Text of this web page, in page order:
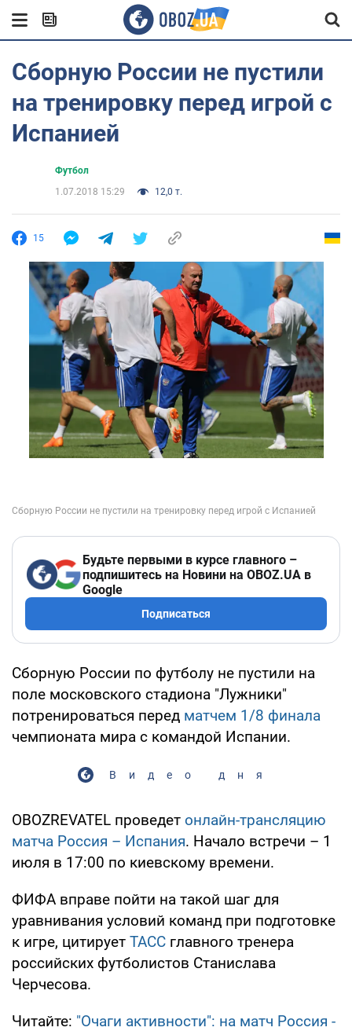
Сборную России не пустили
на тренировку перед игрой с
Испанией
Футбол
1.07.2018 15:29
12,0 т.
15
Будьте первыми в курсе главного –
подпишитесь на Новини на OBOZ.UA в
Google
Подписаться
Сборную России по футболу не пустили на
поле московского стадиона "Лужники"
потренироваться перед матчем 1/8 финала
чемпионата мира с командой Испании.
Видео дня
OBOZREVATEL проведет онлайн-трансляцию
матча Россия – Испания. Начало встречи – 1
июля в 17:00 по киевскому времени.
ФИФА вправе пойти на такой шаг для
уравнивания условий команд при подготовке
к игре, цитирует ТАСС главного тренера
российских футболистов Станислава
Черчесова.
Читайте: "Очаги активности": на матч Россия -